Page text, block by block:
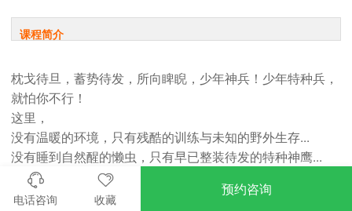
课程简介
枕戈待旦，蓄势待发，所向睥睨，少年神兵！少年特种兵，
就怕你不行！
这里，
没有温暖的环境，只有残酷的训练与未知的野外生存...
没有睡到自然醒的懒虫，只有早已整装待发的特种神鹰...
没有自私自利的小王子、小公主，只有为了任务为了部队奉
献的尖锐精英...
电话咨询 收藏
预约咨询